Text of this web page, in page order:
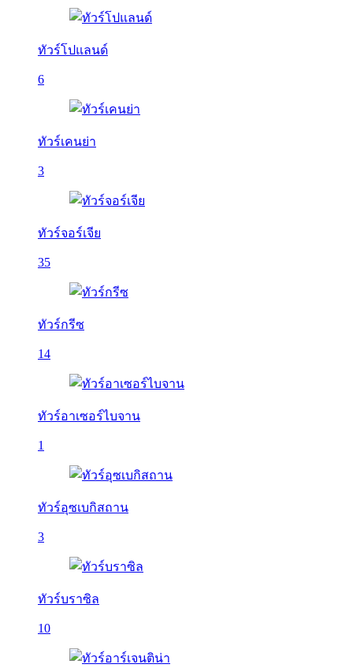
ทัวร์โปแลนด์
6
ทัวร์เคนย่า
3
ทัวร์จอร์เจีย
35
ทัวร์กรีซ
14
ทัวร์อาเซอร์ไบจาน
1
ทัวร์อุซเบกิสถาน
3
ทัวร์บราซิล
10